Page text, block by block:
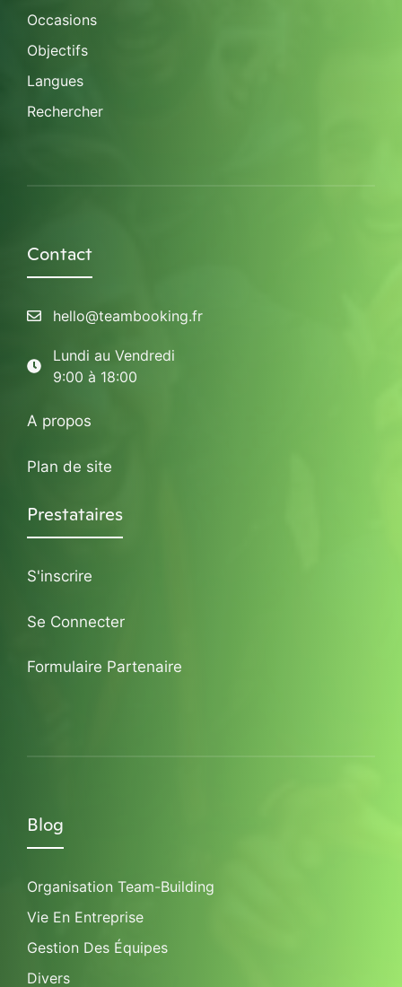
Occasions
Objectifs
Langues
Rechercher
Contact
hello@teambooking.fr
Lundi au Vendredi
9:00 à 18:00
A propos
Plan de site
Prestataires
S'inscrire
Se Connecter
Formulaire Partenaire
Blog
Organisation Team-Building
Vie En Entreprise
Gestion Des Équipes
Divers